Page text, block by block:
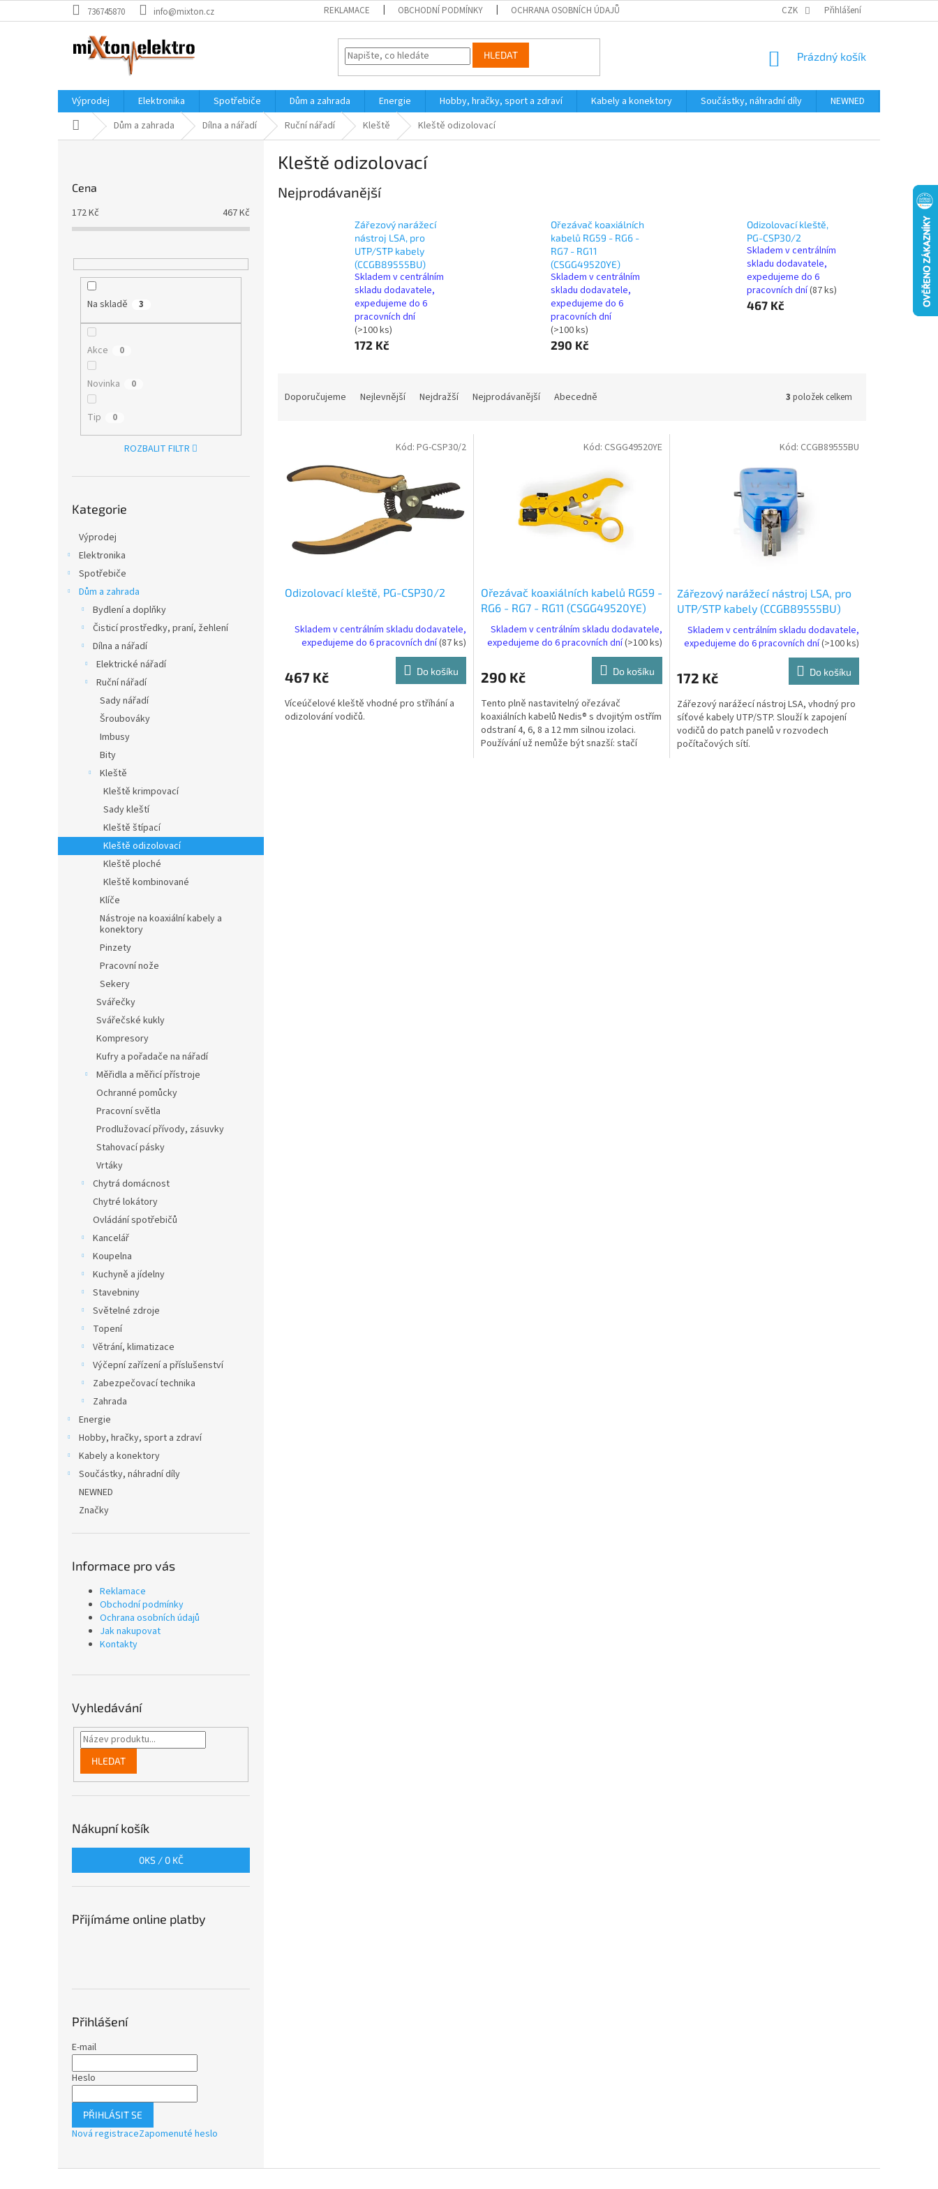
na
736745870 info@mixton.cz REKLAMACE OBCHODNÍ PODMÍNKY OCHRANA OSOBNÍCH ÚDAJŮ CZK Přihlášení
HLEDAT
NÁKUPNÍ
Prázdný košík
Výprodej Elektronika Spotřebiče Dům a zahrada Energie Hobby, hračky, sport a zdraví Kabely a konektory Součástky, náhradní díly NEWNED
Domů Dům a zahrada Dílna a nářadí Ruční nářadí Kleště Kleště odizolovací
Cena
172Kč 467Kč
Na skladě 3
Akce 0
Novinka 0
Tip 0
ROZBALIT FILTR
kategorie
Kategorie
Výprodej
Elektronika
Spotřebiče
Dům a zahrada
Bydlení a doplňky
Čisticí prostředky, praní, žehlení
Dílna a nářadí
Elektrické nářadí
Ruční nářadí
Sady nářadí
Šroubováky
Imbusy
Bity
Kleště
Kleště krimpovací
Sady kleští
Kleště štípací
Kleště odizolovací
Kleště ploché
Kleště kombinované
Klíče
Nástroje na koaxiální kabely a
konektory
Pinzety
Pracovní nože
Sekery
Svářečky
Svářečské kukly
Kompresory
Kufry a pořadače na nářadí
Měřidla a měřicí přístroje
Ochranné pomůcky
Pracovní světla
Prodlužovací přívody, zásuvky
Stahovací pásky
Vrtáky
Chytrá domácnost
Chytré lokátory
Ovládání spotřebičů
Kancelář
Koupelna
Kuchyně a jídelny
Stavebniny
Světelné zdroje
Topení
Větrání, klimatizace
Výčepní zařízení a příslušenství
Zabezpečovací technika
Zahrada
Energie
Hobby, hračky, sport a zdraví
Kabely a konektory
Součástky, náhradní díly
NEWNED
Značky
Informace pro vás
Reklamace
Obchodní podmínky
Ochrana osobních údajů
Jak nakupovat
Kontakty
Vyhledávání
HLEDAT
Nákupní košík
0KS / 0 KČ
Přijímáme online platby
Přihlášení
E-mail
Heslo
PŘIHLÁSIT SE
Nová registraceZapomenuté heslo
Kleště odizolovací
Nejprodávanější
Zářezový narážecí
nástroj LSA, pro
UTP/STP kabely
(CCGB89555BU)
Skladem v centrálním
skladu dodavatele,
expedujeme do 6
pracovních dní
(>100 ks)
172 Kč
Ořezávač koaxiálních
kabelů RG59 - RG6 -
RG7 - RG11
(CSGG49520YE)
Skladem v centrálním
skladu dodavatele,
expedujeme do 6
pracovních dní
(>100 ks)
290 Kč
Odizolovací kleště,
PG-CSP30/2
Skladem v centrálním
skladu dodavatele,
expedujeme do 6
pracovních dní(87 ks)
467 Kč
Doporučujeme Nejlevnější Nejdražší Nejprodávanější Abecedně 3 položek celkem
Odizolovací kleště, PG-CSP30/2
Skladem v centrálním skladu dodavatele,
expedujeme do 6 pracovních dní(87 ks)
467 Kč Do košíku
Víceúčelové kleště vhodné pro stříhání a
odizolování vodičů.
Kód: PG-CSP30/2
Ořezávač koaxiálních kabelů RG59 -
RG6 - RG7 - RG11 (CSGG49520YE)
Skladem v centrálním skladu dodavatele,
expedujeme do 6 pracovních dní(>100 ks)
290 Kč Do košíku
Tento plně nastavitelný ořezávač
koaxiálních kabelů Nedis® s dvojitým ostřím
odstraní 4, 6, 8 a 12 mm silnou izolaci.
Používání už nemůže být snazší: stačí
Kód: CSGG49520YE
Zářezový narážecí nástroj LSA, pro
UTP/STP kabely (CCGB89555BU)
Skladem v centrálním skladu dodavatele,
expedujeme do 6 pracovních dní(>100 ks)
172 Kč Do košíku
Zářezový narážecí nástroj LSA, vhodný pro
síťové kabely UTP/STP. Slouží k zapojení
vodičů do patch panelů v rozvodech
počítačových sítí.
Kód: CCGB89555BU